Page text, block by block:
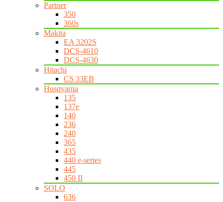
Partner
350
360s
Makita
EA 3202S
DCS-4610
DCS-4630
Hitachi
CS 33EB
Husqvarna
135
137e
140
236
240
365
435
440 e-series
445
450 II
SOLO
636